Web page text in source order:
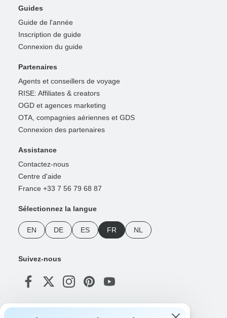
Guides
Guide de l'année
Inscription de guide
Connexion du guide
Partenaires
Agents et conseillers de voyage
RISE: Affiliates & creators
OGD et agences marketing
OTA, compagnies aériennes et GDS
Connexion des partenaires
Assistance
Contactez-nous
Centre d'aide
France +33 7 56 79 68 87
Sélectionnez la langue
EN DE ES FR NL
Suivez-nous